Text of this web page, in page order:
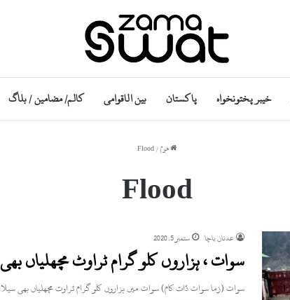
خیبر پختونخواہ پاکستان بین الاقوامی کالم/ مضامین / بلاگ
ھوم/
Flood
Flood
عدنان باچا ستمبر 5, 2020
سوات ، ہزاروں کلو گرام ٹراوٹ مچھلیاں
سوات (زما سوات ڈاٹ کام) سوات میں ہزاروں کلو گرام ٹراوٹ مچھلیاں بھی